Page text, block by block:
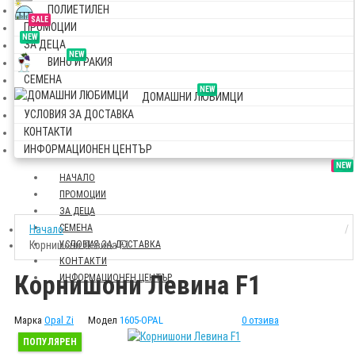
ПОЛИЕТИЛЕН
SALE
ПРОМОЦИИ
NEW
ЗА ДЕЦА
NEW
ВИНО И РАКИЯ
СЕМЕНА
NEW
ДОМАШНИ ЛЮБИМЦИ
УСЛОВИЯ ЗА ДОСТАВКА
КОНТАКТИ
ИНФОРМАЦИОНЕН ЦЕНТЪР
НАЧАЛО
SALE
ПРОМОЦИИ
NEW
ЗА ДЕЦА
СЕМЕНА
УСЛОВИЯ ЗА ДОСТАВКА
КОНТАКТИ
ИНФОРМАЦИОНЕН ЦЕНТЪР
Начало
Корнишони Левина F1
Корнишони Левина F1
Марка Opal Zi Модел 1605-OPAL 0 отзива
ПОПУЛЯРЕН